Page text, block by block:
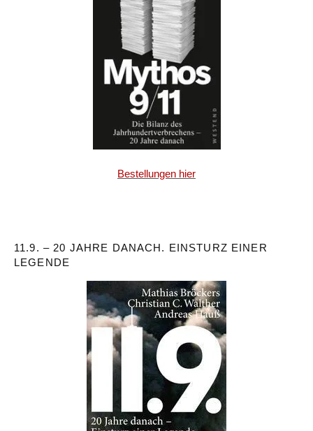
Bestellungen hier
11.9. – 20 JAHRE DANACH. EINSTURZ EINER
LEGENDE